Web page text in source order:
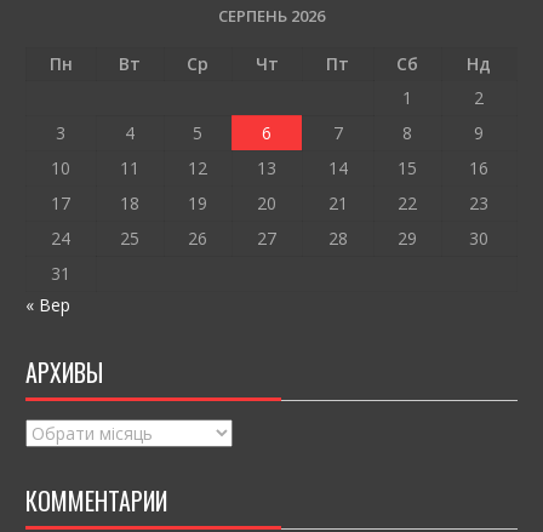
o
и
т
ся
СЕРПЕНЬ 2026
Пн Вт Ср Чт Пт Сб
Нд
1
2
3
4 5 6 7 8
9
10
11 12 13 14 15
16
17
18 19 20 21 22
23
24
25 26 27 28 29
30
31
« Вер
АРХИВЫ
Архивы
КОММЕНТАРИИ